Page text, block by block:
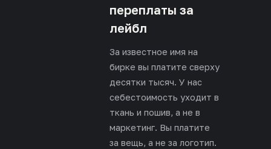
переплаты за
лейбл
За известное имя на
бирке вы платите сверху
десятки тысяч. У нас
себестоимость уходит в
ткань и пошив, а не в
маркетинг. Вы платите
за вещь, а не за логотип.